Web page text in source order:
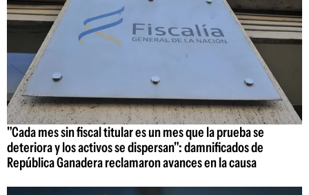
"Cada mes sin fiscal titular es un mes que la prueba se
deteriora y los activos se dispersan": damnificados de
República Ganadera reclamaron avances en la causa